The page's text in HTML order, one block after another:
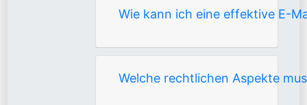
Wie kann ich eine effektive E-
Welche rechtlichen Aspekte